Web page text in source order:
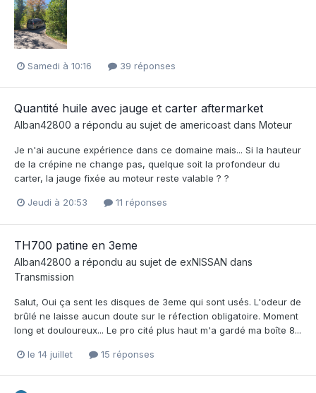
Samedi à 10:16 39 réponses
Quantité huile avec jauge et carter aftermarket
Alban42800 a répondu au sujet de americoast dans Moteur
Je n'ai aucune expérience dans ce domaine mais... Si la hauteur
de la crépine ne change pas, quelque soit la profondeur du
carter, la jauge fixée au moteur reste valable ? ?
Jeudi à 20:53 11 réponses
TH700 patine en 3eme
Alban42800 a répondu au sujet de exNISSAN dans
Transmission
Salut, Oui ça sent les disques de 3eme qui sont usés. L'odeur de
brûlé ne laisse aucun doute sur le réfection obligatoire. Moment
long et douloureux... Le pro cité plus haut m'a gardé ma boîte 8...
le 14 juillet 15 réponses